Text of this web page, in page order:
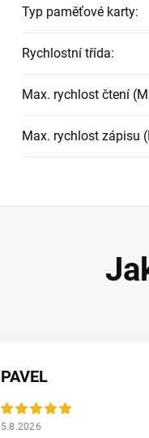
Typ paměťové karty:
Rychlostní třída:
Max. rychlost čtení
Max. rychlost zápisu
PAVEL
5.8.2026